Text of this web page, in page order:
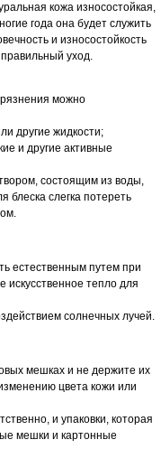
кожа износостойкая,
года она будет служить
и износостойкость
уход.
можно
другие жидкости;
и другие активные
состоящим из воды,
блеска слегка потереть
естественным путем при
искусственное тепло для
солнечных лучей.
мешках и не держите их
цвета кожи или
и упаковки, которая
мешки и картонные